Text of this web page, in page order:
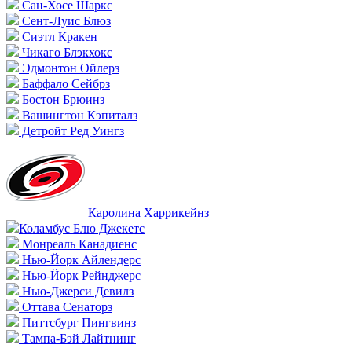
Сан-Хосе Шаркс
Сент-Луис Блюз
Сиэтл Кракен
Чикаго Блэкхокс
Эдмонтон Ойлерз
Баффало Сейбрз
Бостон Брюинз
Вашингтон Кэпиталз
Детройт Ред Уингз
Каролина Харрикейнз
Коламбус Блю Джекетс
Монреаль Канадиенс
Нью-Йорк Айлендерс
Нью-Йорк Рейнджерс
Нью-Джерси Девилз
Оттава Сенаторз
Питтсбург Пингвинз
Тампа-Бэй Лайтнинг